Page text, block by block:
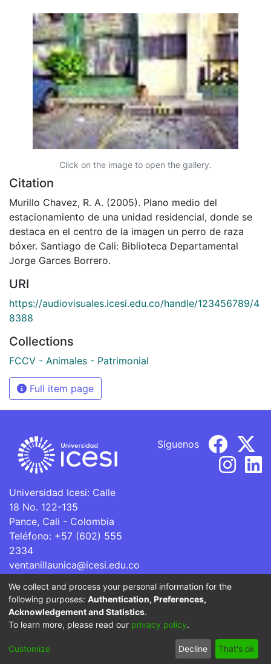
Click on the image to open the gallery.
Citation
Murillo Chavez, R. A. (2005). Plano medio del
estacionamiento de una unidad residencial, donde se
destaca en el centro de la imagen un perro de raza
bóxer. Santiago de Cali: Biblioteca Departamental
Jorge Garces Borrero.
URI
https://audiovisuales.icesi.edu.co/handle/123456789/4
8388
Collections
FCCV - Animales - Patrimonial
Full item page
Universidad Icesi: Calle
18 No. 122-135
Pance, Cali - Colombia
Teléfono: +57 (602) 555
2334
ventanillaunica@icesi.edu.co
Síguenos
La Universidad Icesi es una Institución de Educación
Superior que se encuentra sujeta a inspección y vigilancia
por parte del Ministerio de Educación Nacional.
Cookie
End User
Agreement
Send
Feedback
We collect and process your personal information for the
following purposes: Authentication, Preferences,
Acknowledgement and Statistics.
To learn more, please read our privacy policy.
Customize Decline That's ok